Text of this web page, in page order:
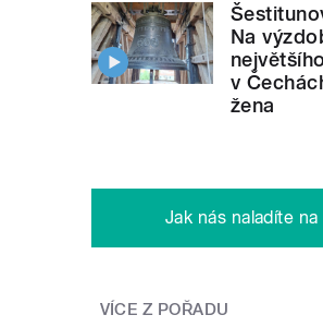
Na
v
žena
Jak nás naladíte na
VÍCE Z POŘADU